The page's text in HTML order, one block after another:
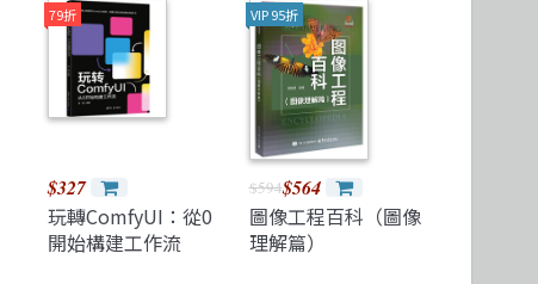
79折
$327
玩轉ComfyUI：從0
開始構建工作流
VIP 95折
$594$564
圖像工程百科（圖像
理解篇）